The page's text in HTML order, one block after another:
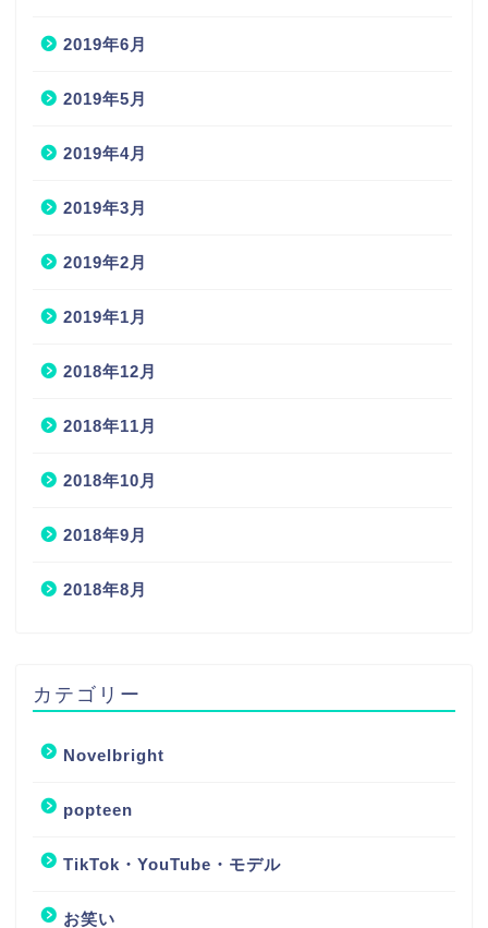
2019年6月
2019年5月
2019年4月
2019年3月
2019年2月
2019年1月
2018年12月
2018年11月
2018年10月
2018年9月
2018年8月
カテゴリー
Novelbright
popteen
TikTok・YouTube・モデル
お笑い